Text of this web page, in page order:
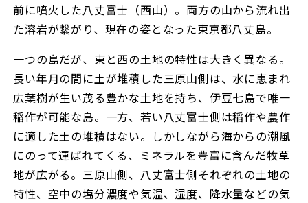
a
y
V
前に噴火した八丈富士（西山）。両方の山から流れ出
た溶岩が繋がり、現在の姿となった東京都八丈島。
一つの島だが、東と西の土地の特性は大きく異なる。
長い年月の間に土が堆積した三原山側は、水に恵まれ
広葉樹が生い茂る豊かな土地を持ち、伊豆七島で唯一
稲作が可能な島。一方、若い八丈富士側は稲作や農作
に適した土の堆積はない。しかしながら海からの潮風
にのって運ばれてくる、ミネラルを豊富に含んだ牧草
地が広がる。三原山側、八丈富士側それぞれの土地の
特性、空中の塩分濃度や気温、湿度、降水量などの気